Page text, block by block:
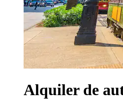
Alquiler de